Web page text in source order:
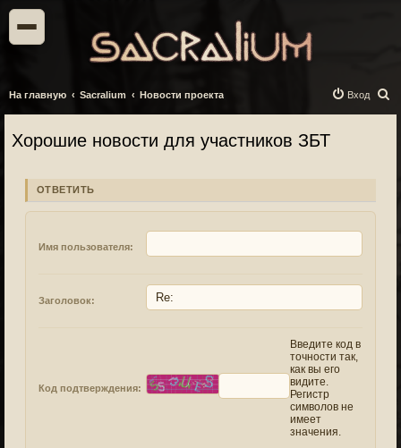
На главную Sacralium Новости проекта
о
Вход
Хорошие новости для участников ЗБТ
ОТВЕТИТЬ
Имя пользователя:
Заголовок:
Код подтверждения:
Введите код в
точности так,
как вы его
видите.
Регистр
символов не
имеет
значения.